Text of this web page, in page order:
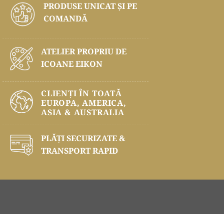
PRODUSE UNICAT ŞI PE
COMANDĂ
ATELIER PROPRIU DE
ICOANE EIKON
CLIENȚI ÎN TOATĂ
EUROPA, AMERICA,
ASIA & AUSTRALIA
PLĂŢI SECURIZATE &
TRANSPORT RAPID